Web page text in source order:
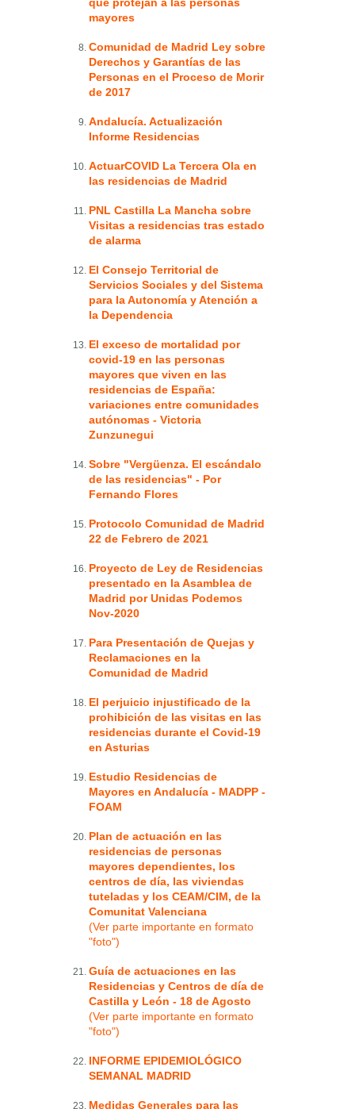
que protejan a las personas
mayores
Comunidad de Madrid Ley sobre
Derechos y Garantías de las
Personas en el Proceso de Morir
de 2017
Andalucía. Actualización
Informe Residencias
ActuarCOVID La Tercera Ola en
las residencias de Madrid
PNL Castilla La Mancha sobre
Visitas a residencias tras estado
de alarma
El Consejo Territorial de
Servicios Sociales y del Sistema
para la Autonomía y Atención a
la Dependencia
El exceso de mortalidad por
covid-19 en las personas
mayores que viven en las
residencias de España:
variaciones entre comunidades
autónomas - Victoria
Zunzunegui
Sobre "Vergüenza. El escándalo
de las residencias" - Por
Fernando Flores
Protocolo Comunidad de Madrid
22 de Febrero de 2021
Proyecto de Ley de Residencias
presentado en la Asamblea de
Madrid por Unidas Podemos
Nov-2020
Para Presentación de Quejas y
Reclamaciones en la
Comunidad de Madrid
El perjuicio injustificado de la
prohibición de las visitas en las
residencias durante el Covid-19
en Asturias
Estudio Residencias de
Mayores en Andalucía - MADPP -
FOAM
Plan de actuación en las
residencias de personas
mayores dependientes, los
centros de día, las viviendas
tuteladas y los CEAM/CIM, de la
Comunitat Valenciana
(Ver parte importante en formato
"foto")
Guía de actuaciones en las
Residencias y Centros de día de
Castilla y León - 18 de Agosto
(Ver parte importante en formato
"foto")
INFORME EPIDEMIOLÓGICO
SEMANAL MADRID
Medidas Generales para las